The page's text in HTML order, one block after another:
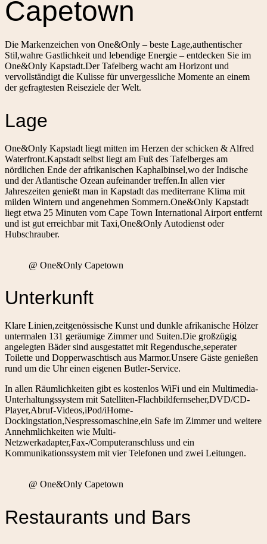
Capetown
Die Markenzeichen von One&Only – beste Lage,authentischer
Stil,wahre Gastlichkeit und lebendige Energie – entdecken Sie im
One&Only Kapstadt.Der Tafelberg wacht am Horizont und
vervollständigt die Kulisse für unvergessliche Momente an einem
der gefragtesten Reiseziele der Welt.
Lage
One&Only Kapstadt liegt mitten im Herzen der schicken & Alfred
Waterfront.Kapstadt selbst liegt am Fuß des Tafelberges am
nördlichen Ende der afrikanischen Kaphalbinsel,wo der Indische
und der Atlantische Ozean aufeinander treffen.In allen vier
Jahreszeiten genießt man in Kapstadt das mediterrane Klima mit
milden Wintern und angenehmen Sommern.One&Only Kapstadt
liegt etwa 25 Minuten vom Cape Town International Airport entfernt
und ist gut erreichbar mit Taxi,One&Only Autodienst oder
Hubschrauber.
@ One&Only Capetown
Unterkunft
Klare Linien,zeitgenössische Kunst und dunkle afrikanische Hölzer
untermalen 131 geräumige Zimmer und Suiten.Die großzügig
angelegten Bäder sind ausgestattet mit Regendusche,seperater
Toilette und Dopperwaschtisch aus Marmor.Unsere Gäste genießen
rund um die Uhr einen eigenen Butler-Service.
In allen Räumlichkeiten gibt es kostenlos WiFi und ein Multimedia-
Unterhaltungssystem mit Satelliten-Flachbildfernseher,DVD/CD-
Player,Abruf-Videos,iPod/iHome-
Dockingstation,Nespressomaschine,ein Safe im Zimmer und weitere
Annehmlichkeiten wie Multi-
Netzwerkadapter,Fax-/Computeranschluss und ein
Kommunikationssystem mit vier Telefonen und zwei Leitungen.
@ One&Only Capetown
Restaurants und Bars